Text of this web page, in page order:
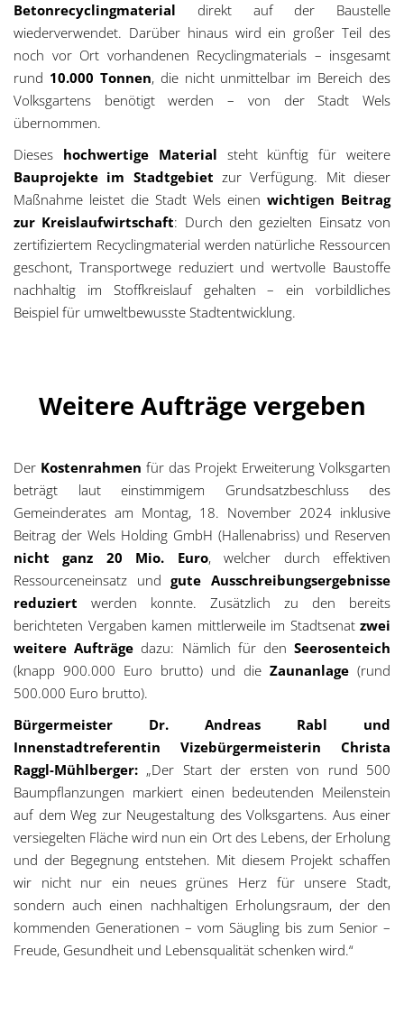
Betonrecyclingmaterial direkt auf der Baustelle
wiederverwendet. Darüber hinaus wird ein großer Teil des
noch vor Ort vorhandenen Recyclingmaterials – insgesamt
rund 10.000 Tonnen, die nicht unmittelbar im Bereich des
Volksgartens benötigt werden – von der Stadt Wels
übernommen.
Dieses hochwertige Material steht künftig für weitere
Bauprojekte im Stadtgebiet zur Verfügung. Mit dieser
Maßnahme leistet die Stadt Wels einen wichtigen Beitrag
zur Kreislaufwirtschaft: Durch den gezielten Einsatz von
zertifiziertem Recyclingmaterial werden natürliche Ressourcen
geschont, Transportwege reduziert und wertvolle Baustoffe
nachhaltig im Stoffkreislauf gehalten – ein vorbildliches
Beispiel für umweltbewusste Stadtentwicklung.
Weitere Aufträge vergeben
Der Kostenrahmen für das Projekt Erweiterung Volksgarten
beträgt laut einstimmigem Grundsatzbeschluss des
Gemeinderates am Montag, 18. November 2024 inklusive
Beitrag der Wels Holding GmbH (Hallenabriss) und Reserven
nicht ganz 20 Mio. Euro, welcher durch effektiven
Ressourceneinsatz undgute Ausschreibungsergebnisse
reduziert werden konnte. Zusätzlich zu den bereits
berichteten Vergaben kamen mittlerweile im Stadtsenat zwei
weitere Aufträge dazu: Nämlich für denSeerosenteich
(knapp 900.000 Euro brutto) und die Zaunanlage (rund
500.000 Euro brutto).
Bürgermeister Dr. Andreas Rabl und
Innenstadtreferentin Vizebürgermeisterin Christa
Raggl-Mühlberger: „Der Start der ersten von rund 500
Baumpflanzungen markiert einen bedeutenden Meilenstein
auf dem Weg zur Neugestaltung des Volksgartens. Aus einer
versiegelten Fläche wird nun ein Ort des Lebens, der Erholung
und der Begegnung entstehen. Mit diesem Projekt schaffen
wir nicht nur ein neues grünes Herz für unsere Stadt,
sondern auch einen nachhaltigen Erholungsraum, der den
kommenden Generationen – vom Säugling bis zum Senior –
Freude, Gesundheit und Lebensqualität schenken wird.“